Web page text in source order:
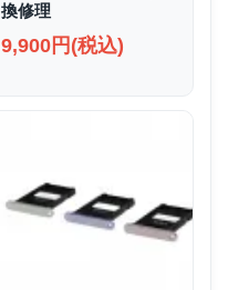
換修理
9,900円(税込)